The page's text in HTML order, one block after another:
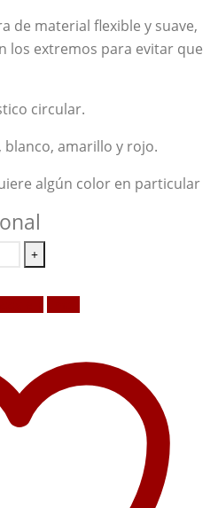
de material flexible y suave,
los extremos para evitar que
circular.
blanco, amarillo y rojo.
algún color en particular
+